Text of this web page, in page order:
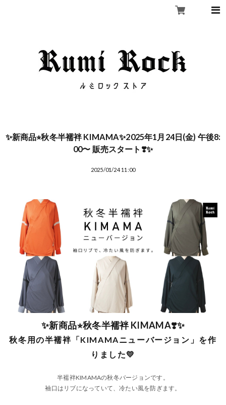
✨新商品⭐︎秋冬半襦袢 KIMAMA✨2025年1月24日(金) 午後8:
00〜 販売スタート❣️✨
2025/01/24 11:00
✨新商品⭐︎秋冬半襦袢 KIMAMA❣️✨
秋冬用の半襦袢「KIMAMAニューバージョン」を作
りました💛
半襦袢KIMAMAの秋冬バージョンです。
袖口はリブになっていて、冷たい風を防ぎます。